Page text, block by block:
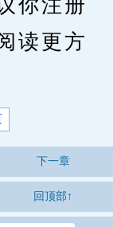
你注册
读更方
下一章
回顶部↑